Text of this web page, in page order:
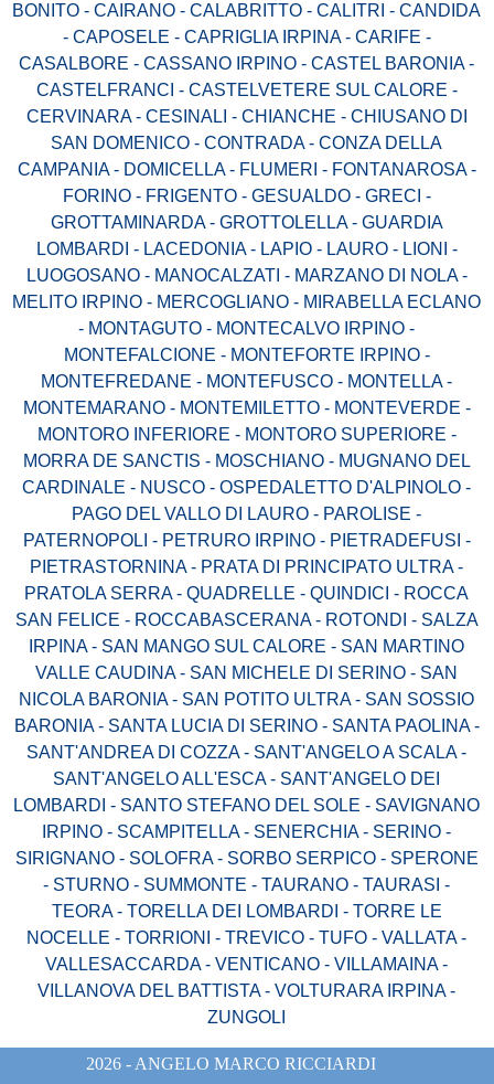
BONITO - CAIRANO - CALABRITTO - CALITRI - CANDIDA
- CAPOSELE - CAPRIGLIA IRPINA - CARIFE -
CASALBORE - CASSANO IRPINO - CASTEL BARONIA -
CASTELFRANCI - CASTELVETERE SUL CALORE -
CERVINARA - CESINALI - CHIANCHE - CHIUSANO DI
SAN DOMENICO - CONTRADA - CONZA DELLA
CAMPANIA - DOMICELLA - FLUMERI - FONTANAROSA -
FORINO - FRIGENTO - GESUALDO - GRECI -
GROTTAMINARDA - GROTTOLELLA - GUARDIA
LOMBARDI - LACEDONIA - LAPIO - LAURO - LIONI -
LUOGOSANO - MANOCALZATI - MARZANO DI NOLA -
MELITO IRPINO - MERCOGLIANO - MIRABELLA ECLANO
- MONTAGUTO - MONTECALVO IRPINO -
MONTEFALCIONE - MONTEFORTE IRPINO -
MONTEFREDANE - MONTEFUSCO - MONTELLA -
MONTEMARANO - MONTEMILETTO - MONTEVERDE -
MONTORO INFERIORE - MONTORO SUPERIORE -
MORRA DE SANCTIS - MOSCHIANO - MUGNANO DEL
CARDINALE - NUSCO - OSPEDALETTO D'ALPINOLO -
PAGO DEL VALLO DI LAURO - PAROLISE -
PATERNOPOLI - PETRURO IRPINO - PIETRADEFUSI -
PIETRASTORNINA - PRATA DI PRINCIPATO ULTRA -
PRATOLA SERRA - QUADRELLE - QUINDICI - ROCCA
SAN FELICE - ROCCABASCERANA - ROTONDI - SALZA
IRPINA - SAN MANGO SUL CALORE - SAN MARTINO
VALLE CAUDINA - SAN MICHELE DI SERINO - SAN
NICOLA BARONIA - SAN POTITO ULTRA - SAN SOSSIO
BARONIA - SANTA LUCIA DI SERINO - SANTA PAOLINA -
SANT'ANDREA DI COZZA - SANT'ANGELO A SCALA -
SANT'ANGELO ALL'ESCA - SANT'ANGELO DEI
LOMBARDI - SANTO STEFANO DEL SOLE - SAVIGNANO
IRPINO - SCAMPITELLA - SENERCHIA - SERINO -
SIRIGNANO - SOLOFRA - SORBO SERPICO - SPERONE
- STURNO - SUMMONTE - TAURANO - TAURASI -
TEORA - TORELLA DEI LOMBARDI - TORRE LE
NOCELLE - TORRIONI - TREVICO - TUFO - VALLATA -
VALLESACCARDA - VENTICANO - VILLAMAINA -
VILLANOVA DEL BATTISTA - VOLTURARA IRPINA -
ZUNGOLI
2026 - ANGELO MARCO RICCIARDI